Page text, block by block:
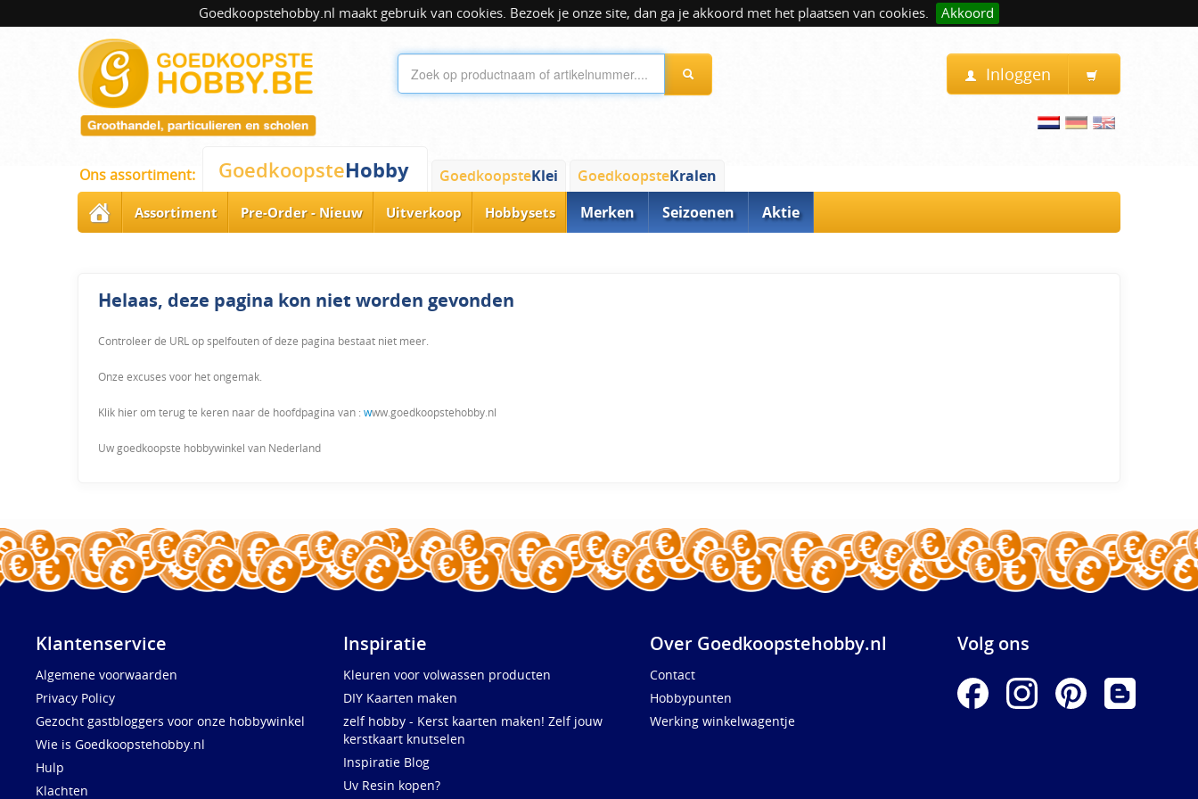
Goedkoopstehobby.nl maakt gebruik van cookies. Bezoek je onze site, dan ga je akkoord met het plaatsen van cookies. Akkoord
Inloggen
Ons assortiment: GoedkoopsteHobby GoedkoopsteKlei GoedkoopsteKralen
Assortiment Pre-Order - Nieuw Uitverkoop Hobbysets Merken Seizoenen Aktie
Helaas, deze pagina kon niet worden gevonden
Controleer de URL op spelfouten of deze pagina bestaat niet meer.
Onze excuses voor het ongemak.
Klik hier om terug te keren naar de hoofdpagina van : www.goedkoopstehobby.nl
Uw goedkoopste hobbywinkel van Nederland
Klantenservice
Algemene voorwaarden
Privacy Policy
Gezocht gastbloggers voor onze hobbywinkel
Wie is Goedkoopstehobby.nl
Hulp
Klachten
Inspiratie
Kleuren voor volwassen producten
DIY Kaarten maken
zelf hobby - Kerst kaarten maken! Zelf jouw
kerstkaart knutselen
Inspiratie Blog
Uv Resin kopen?
Over Goedkoopstehobby.nl
Contact
Hobbypunten
Werking winkelwagentje
Volg ons